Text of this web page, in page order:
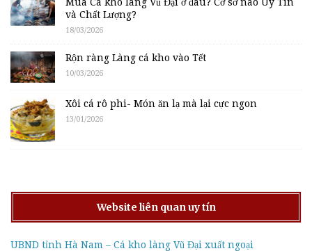
Mua Cá kho làng Vũ Đại ở đâu? Cơ sở nào Uy Tín
và Chất Lượng?
18/03/2026
Rộn ràng Làng cá kho vào Tết
10/03/2026
Xôi cá rô phi- Món ăn lạ mà lại cực ngon
13/01/2026
Website liên quan uy tín
UBND tỉnh Hà Nam – Cá kho làng Vũ Đại xuất ngoại